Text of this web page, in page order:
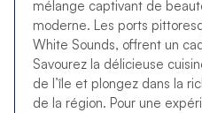
mélange captivant de
moderne. Les ports
White Sounds, offrent un
Savourez la délicieuse
de l’île et plongez dans la
de la région. Pour une